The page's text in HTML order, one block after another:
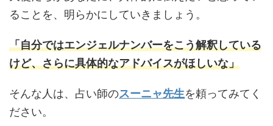
ることを、明らかにしていきましょう。
「自分ではエンジェルナンバーをこう解釈している
けど、さらに具体的なアドバイスがほしいな」
そんな人は、占い師のスーニャ先生を頼ってみてく
ださい。